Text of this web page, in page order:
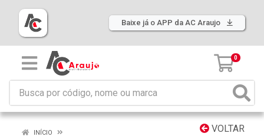
Baixe já o APP da AC Araujo
0
VOLTAR
INÍCIO